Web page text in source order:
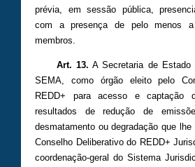
prévia, em sessão pública,
com a presença de pelo menos
membros.
Art. 13. A Secretaria de
SEMA, como órgão eleito pelo
REDD+ para acesso e captação
resultados de redução de
desmatamento ou degradação que
Conselho Deliberativo do REDD+
coordenação-geral do Sistema